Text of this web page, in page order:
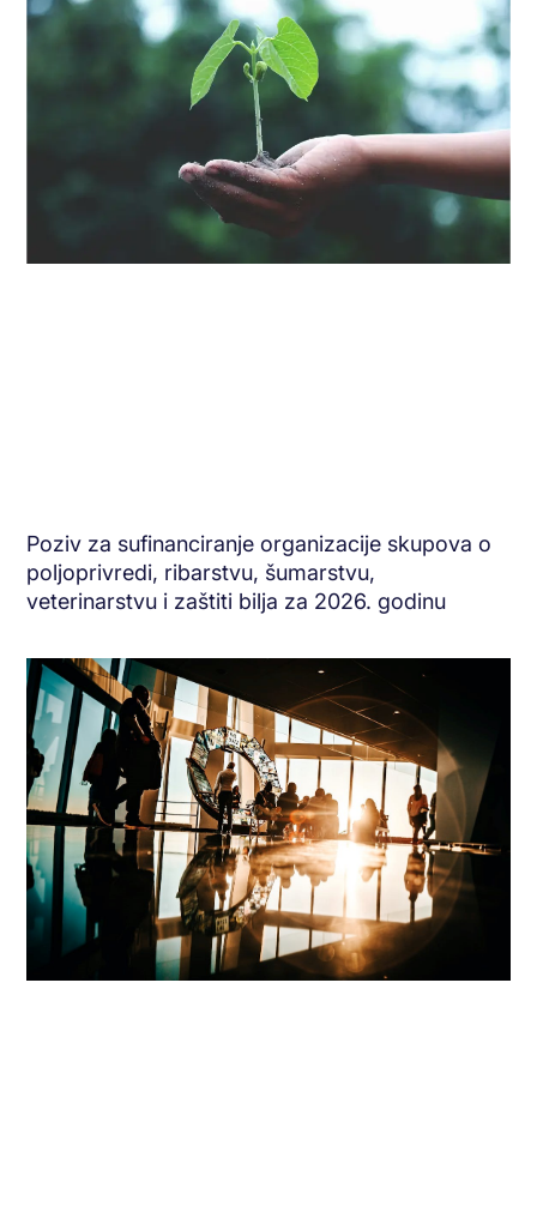
Poziv za sufinanciranje organizacije skupova o
poljoprivredi, ribarstvu, šumarstvu,
veterinarstvu i zaštiti bilja za 2026. godinu